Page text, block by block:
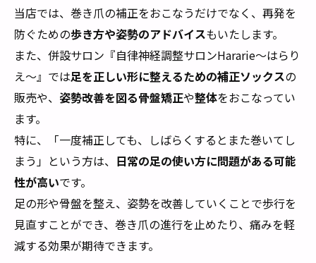
当店では、巻き爪の補正をおこなうだけでなく、再発を
防ぐための歩き方や姿勢のアドバイスもいたします。
また、併設サロン『自律神経調整サロンHararie〜はらり
え〜』では足を正しい形に整えるための補正ソックスの
販売や、 姿勢改善を図る骨盤矯正や整体をおこなってい
ます。
特に、「一度補正しても、しばらくするとまた巻いてし
まう」という方は、 日常の足の使い方に問題がある可能
性が高いです。
足の形や骨盤を整え、姿勢を改善していくことで歩行を
見直すことができ、巻き爪の進行を止めたり、痛みを軽
減する効果が期待できます。